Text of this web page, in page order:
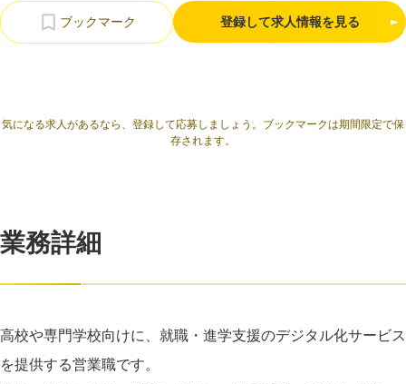
登録して求人情報を見る
気になる求人があるなら、登録して応募しましょう。ブックマークは期間限定で保
存されます。
業務詳細
高校や専門学校向けに、就職・進学支援のデジタル化サービス
を提供する営業職です。